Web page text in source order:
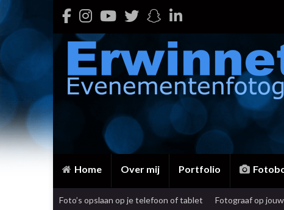
Home Over mij Portfolio
Foto’s opslaan op je telefoon of tablet Fotograaf op